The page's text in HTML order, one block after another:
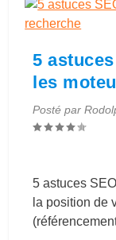
5
les
Posté par
5 astuces
la position de